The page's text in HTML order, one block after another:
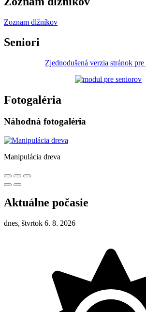
Zoznam dlžníkov
Seniori
Zjednodušená verzia stránok
Fotogaléria
Náhodná fotogaléria
Manipulácia dreva
Aktuálne počasie
dnes, štvrtok 6. 8. 2026